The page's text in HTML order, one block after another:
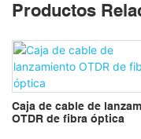
Productos
Caja de cable de
OTDR de fibra óptica